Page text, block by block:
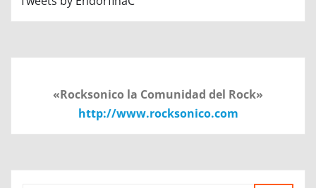
«Rocksonico la Comunidad del Rock»
http://www.rocksonico.com